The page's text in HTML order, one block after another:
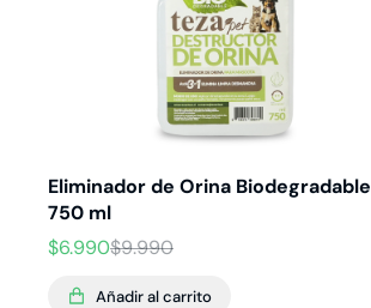
Eliminador de Orina Biodegradable
750 ml
$9.990
$6.990
Añadir al carrito